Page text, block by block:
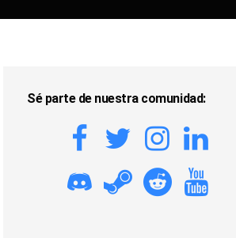
Sé parte de nuestra comunidad: